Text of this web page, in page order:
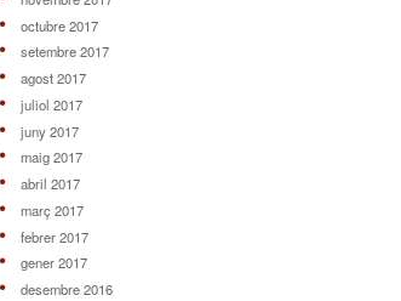
octubre 2017
setembre 2017
agost 2017
juliol 2017
juny 2017
maig 2017
abril 2017
març 2017
febrer 2017
gener 2017
desembre 2016